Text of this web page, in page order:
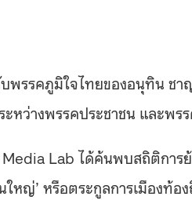
พรรคภูมิใจไทยของอนุทิน ช
หว่างพรรคประชาชน และพร
Labได้ค้นพบสถิติการย้
ใหญ่’ หรือตระกูลการเมืองท้อ